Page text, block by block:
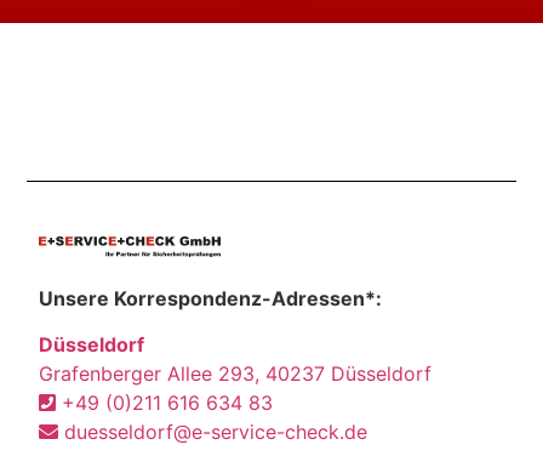
Unsere Korrespondenz-Adressen*:
Düsseldorf
Grafenberger Allee 293, 40237 Düsseldorf
+49 (0)211 616 634 83
duesseldorf@e-service-check.de